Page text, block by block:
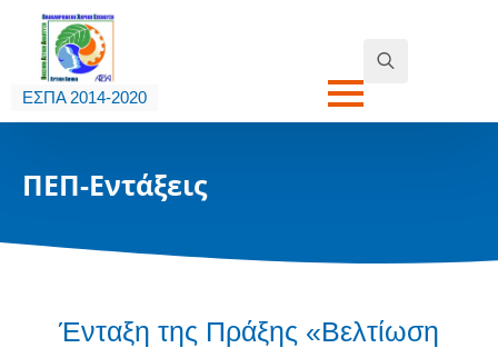
ΕΣΠΑ 2014-2020
Search
ΠΕΠ-Εντάξεις
Ένταξη της Πράξης «Βελτίωση